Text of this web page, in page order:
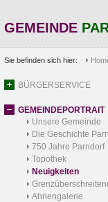
GEMEINDE
Sie befinden sich hier:
BÜRGERSERVICE
GEMEINDEPORTRAIT
Unsere Gemeinde
Die Geschichte
750 Jahre Parndorf
Topothek
Neuigkeiten
Ahnengalerie